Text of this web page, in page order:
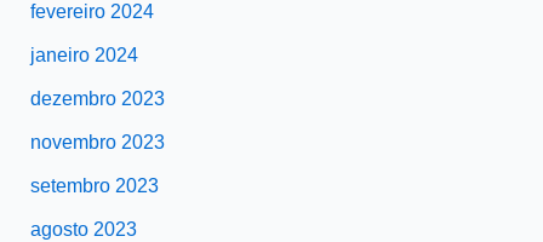
fevereiro 2024
janeiro 2024
dezembro 2023
novembro 2023
setembro 2023
agosto 2023